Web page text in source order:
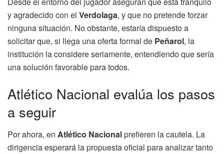
y agradecido con el Verdolaga, y que no pretende forzar
ninguna situación. No obstante, estaría dispuesto a
solicitar que, si llega una oferta formal de Peñarol, la
institución la considere seriamente, entendiendo que sería
una solución favorable para todos.
Atlético Nacional evalúa los pasos
a seguir
Por ahora, en Atlético Nacionalprefieren la cautela. La
dirigencia esperará la propuesta oficial para analizar tanto